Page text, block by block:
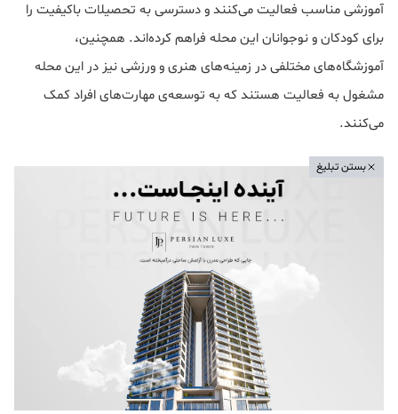
آموزشی مناسب فعالیت می‌کنند و دسترسی به تحصیلات باکیفیت را
برای کودکان و نوجوانان این محله فراهم کرده‌اند. همچنین،
آموزشگاه‌های مختلفی در زمینه‌های هنری و ورزشی نیز در این محله
مشغول به فعالیت هستند که به توسعه‌ی مهارت‌های افراد کمک
می‌کنند.
بستن تبلیغ